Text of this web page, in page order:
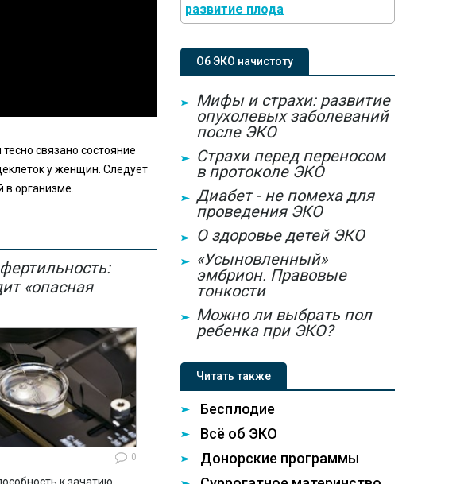
связано состояние
у женщин. Следует
в организме.
«опасная
0
развитие плода
Об ЭКО начистоту
Мифы и страхи: развитие
опухолевых заболеваний
после ЭКО
Страхи перед переносом
в протоколе ЭКО
Диабет - не помеха для
проведения ЭКО
О здоровье детей ЭКО
«Усыновленный»
эмбрион. Правовые
тонкости
Можно ли выбрать пол
ребенка при ЭКО?
Читать также
Бесплодие
Всё об ЭКО
Донорские программы